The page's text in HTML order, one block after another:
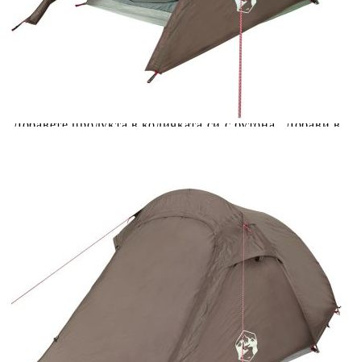
Купи на изплащане
Credit calculator
Къмпинг палатка тунелна, 2-местна, кафява,
Please select credit institution
€44.00
Extraction of information from credit institutions
Предоставената таблица е с информационна цел.
Добавете продукта в количката си с бутона "Добави в
Acest tabel are caracter informativ. Adăugați produsul în
coșul de cumpărături unde veți putea selecta detaliile
Предоставената таблица е с информационна цел.
Добавете продукта в количката си с бутона "Добави в
количката" и при поръчка ще можете да изберете броя
вноски на кредита.
Предоставената таблица е с информационна цел.
Добавете продукта в количката си с бутона "Добави в
количката" и при поръчка ще можете да изберете броя